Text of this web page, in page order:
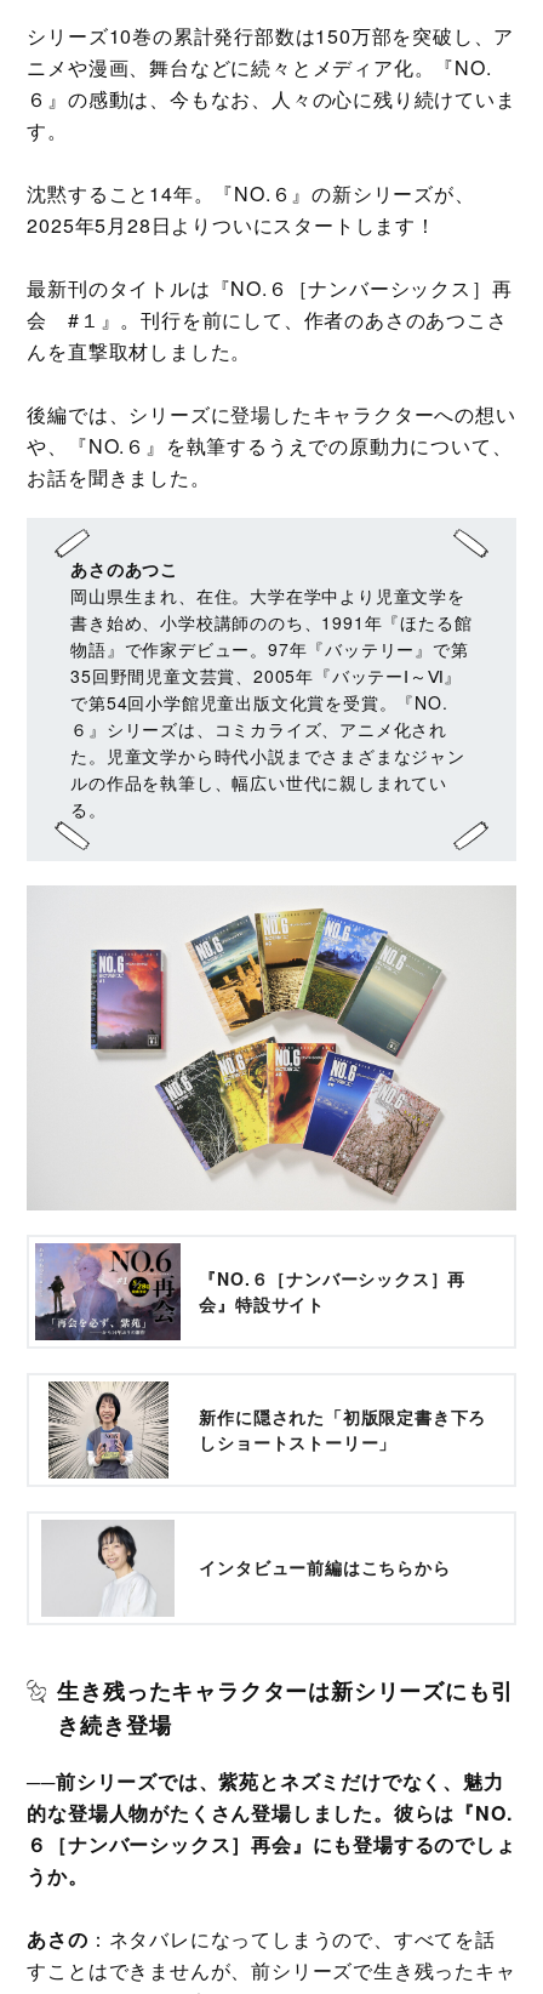
シリーズ10巻の累計発行部数は150万部を突破し、ア
ニメや漫画、舞台などに続々とメディア化。『NO.
６』の感動は、今もなお、人々の心に残り続けていま
す。
沈黙すること14年。『NO.６』の新シリーズが、
2025年5月28日よりついにスタートします！
最新刊のタイトルは『NO.６［ナンバーシックス］再
会 #１』。刊行を前にして、作者のあさのあつこさ
んを直撃取材しました。
後編では、シリーズに登場したキャラクターへの想い
や、『NO.６』を執筆するうえでの原動力について、
お話を聞きました。
あさのあつこ
岡山県生まれ、在住。大学在学中より児童文学を
書き始め、小学校講師ののち、1991年『ほたる館
物語』で作家デビュー。97年『バッテリー』で第
35回野間児童文芸賞、2005年『バッテーⅠ～Ⅵ』
で第54回小学館児童出版文化賞を受賞。『NO.
６』シリーズは、コミカライズ、アニメ化され
た。児童文学から時代小説までさまざまなジャン
ルの作品を執筆し、幅広い世代に親しまれてい
る。
『NO.６［ナンバーシックス］再
会』特設サイト
新作に隠された「初版限定書き下ろ
しショートストーリー」
インタビュー前編はこちらから
生き残ったキャラクターは新シリーズにも引
き続き登場
──前シリーズでは、紫苑とネズミだけでなく、魅力
的な登場人物がたくさん登場しました。彼らは『NO.
６［ナンバーシックス］再会』にも登場するのでしょ
うか。
あさの ：ネタバレになってしまうので、すべてを話
すことはできませんが、前シリーズで生き残ったキャ